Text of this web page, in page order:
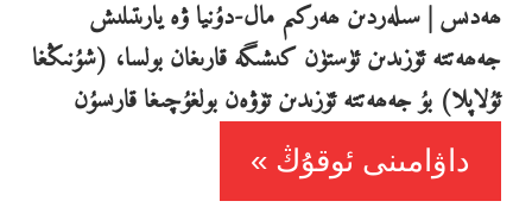
ھەدىس | سىلەردىن ھەركىم مال-دۇنيا ۋە يارىتىلىش
جەھەتتە ئۆزىدىن ئۈستۈن كىشىگە قارىغان بولسا، (شۇنىڭغا
ئۇلاپلا) بۇ جەھەتتە ئۆزىدىن تۆۋەن بولغۇچىغا قارىسۇن
داۋامىنى ئوقۇڭ